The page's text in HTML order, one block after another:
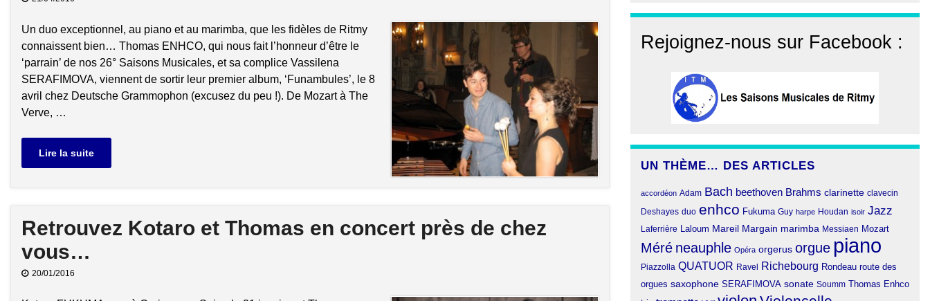
Un duo exceptionnel, au piano et au marimba, que les fidèles de Ritmy
connaissent bien… Thomas ENHCO, qui nous fait l’honneur d’être le
‘parrain’ de nos 26° Saisons Musicales, et sa complice Vassilena
SERAFIMOVA, viennent de sortir leur premier album, ‘Funambules’, le 8
avril chez Deutsche Grammophon (excusez du peu !). De Mozart à The
Verve, …
Lire la suite
Retrouvez Kotaro et Thomas en concert près de chez
vous…
20/01/2016
Rejoignez-nous sur Facebook :
UN THÈME… DES ARTICLES
accordéon Adam Bach beethoven Brahms clarinette clavecin
Deshayes duo enhco Fukuma Guy harpe Houdan isoir Jazz
Laferrière Laloum Mareil Margain marimba Messiaen Mozart
Méré neauphle Opéra orgerus orgue piano
Piazzolla QUATUOR Ravel Richebourg Rondeau route des
orgues saxophone SERAFIMOVA sonate Soumm Thomas Enhco